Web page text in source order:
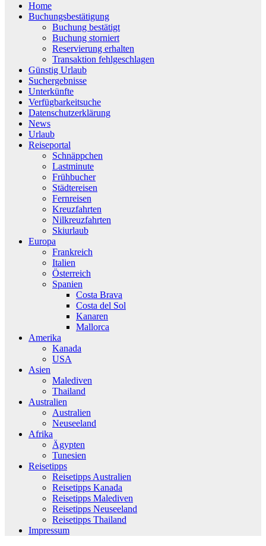
Home
Buchungsbestätigung
Buchung bestätigt
Buchung storniert
Reservierung erhalten
Transaktion fehlgeschlagen
Günstig Urlaub
Suchergebnisse
Unterkünfte
Verfügbarkeitsuche
Datenschutzerklärung
News
Urlaub
Reiseportal
Schnäppchen
Lastminute
Frühbucher
Städtereisen
Fernreisen
Kreuzfahrten
Nilkreuzfahrten
Skiurlaub
Europa
Frankreich
Italien
Österreich
Spanien
Costa Brava
Costa del Sol
Kanaren
Mallorca
Amerika
Kanada
USA
Asien
Malediven
Thailand
Australien
Australien
Neuseeland
Afrika
Ägypten
Tunesien
Reisetipps
Reisetipps Australien
Reisetipps Kanada
Reisetipps Malediven
Reisetipps Neuseeland
Reisetipps Thailand
Impressum